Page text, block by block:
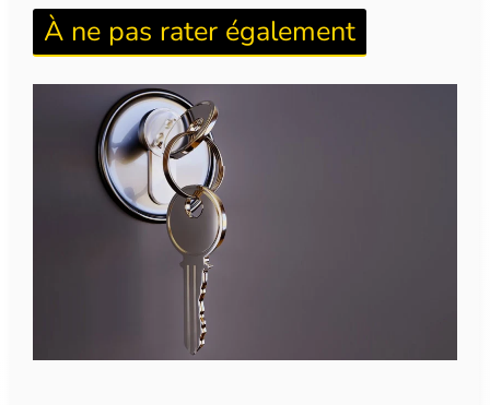
À ne pas rater également